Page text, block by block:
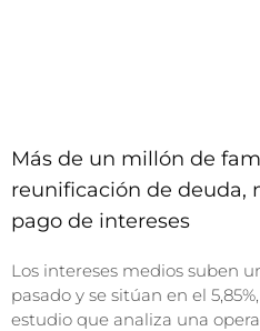
Más de un millón de
reunificación de deuda,
pago de intereses
Los intereses medios suben
pasado y se sitúan en el
estudio que analiza una